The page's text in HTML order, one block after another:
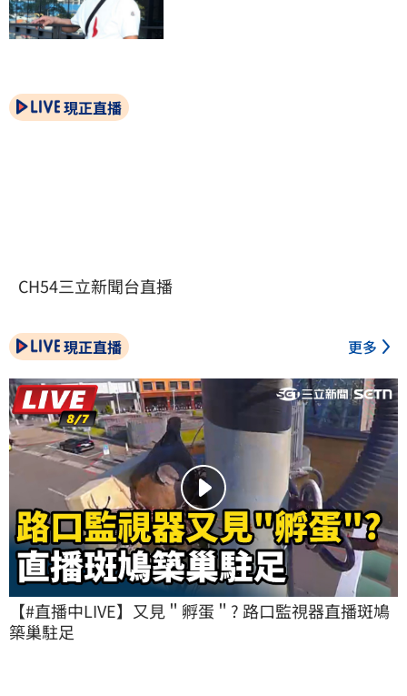
現正直播
CH54三立新聞台直播
現正直播 更多
【#直播中LIVE】又見＂孵蛋＂? 路口監視器直播斑鳩
築巢駐足